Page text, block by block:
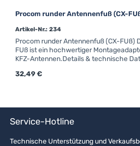
Procom runder Antennenfuß (CX-
Artikel-Nr.: 234
Procom runder Antennenfuß (CX-FUß) Der Procom CX-
FUß ist ein hochwertiger
KFZ-Antennen.Details & technische
mit Kennzeichen "X"
Regulärer Preis:
32,49 €
Service-Hotline
Technische Unterstützung und